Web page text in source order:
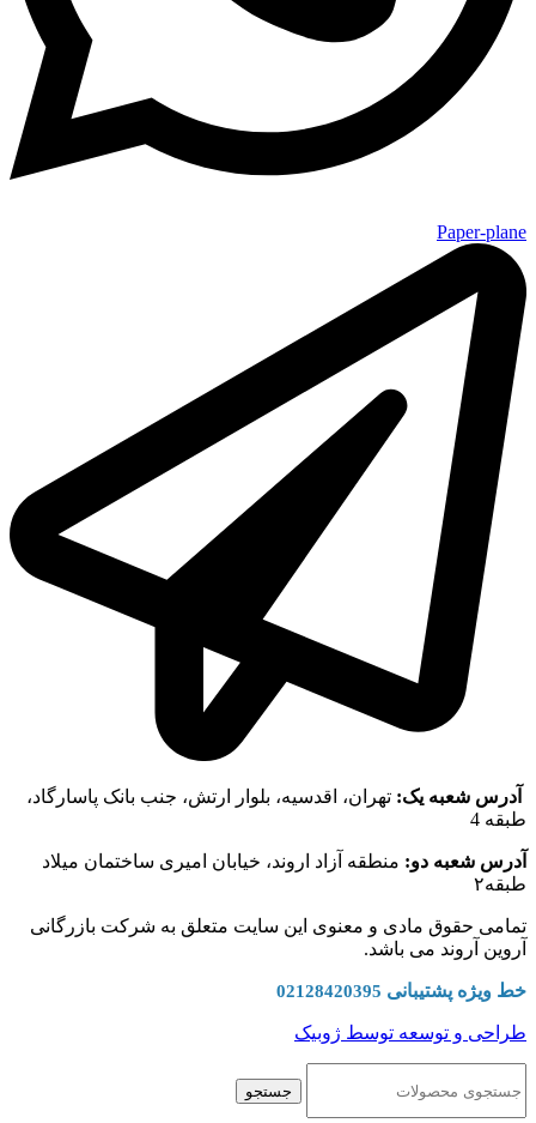
Paper-plane
آدرس شعبه یک: تهران، اقدسیه، بلوار ارتش، جنب بانک پاسارگاد،
طبقه 4
آدرس شعبه دو: منطقه آزاد اروند، خیابان امیری ساختمان میلاد
طبقه۲
تمامی حقوق مادی و معنوی این سایت متعلق به شرکت بازرگانی
آروین آروند می باشد.
خط ویژه پشتیبانی 02128420395
طراحی و توسعه توسط ژوبیک
جستجو